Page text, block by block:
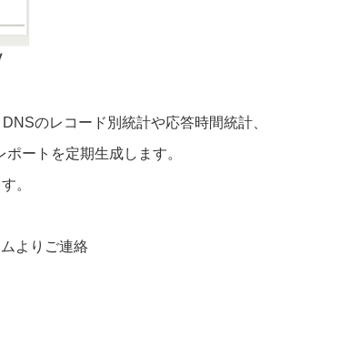
のレコード別統計や応答時間統計、
ートを定期生成します。
。
よりご連絡